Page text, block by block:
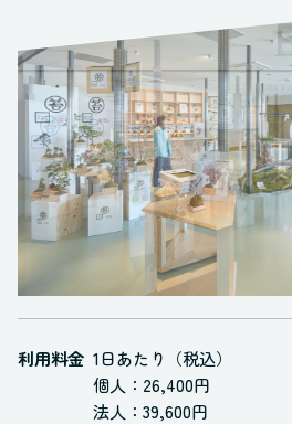
利用料金 1日あたり（税込）
個人：26,400円
法人：39,600円